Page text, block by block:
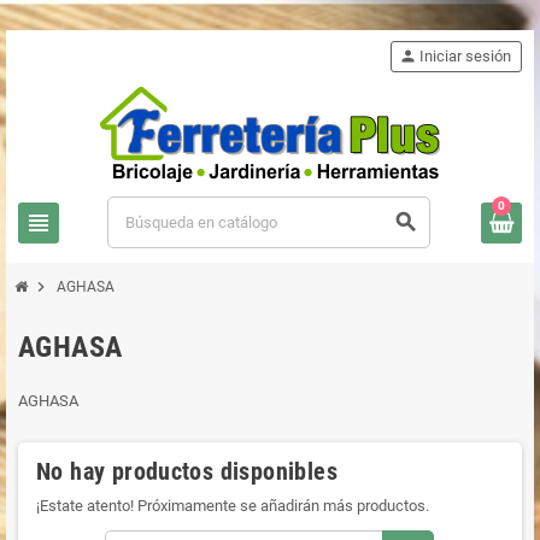
view_headline search
person Iniciar sesión
0
chevron_right AGHASA
AGHASA
AGHASA
No hay productos disponibles
¡Estate atento! Próximamente se añadirán más productos.